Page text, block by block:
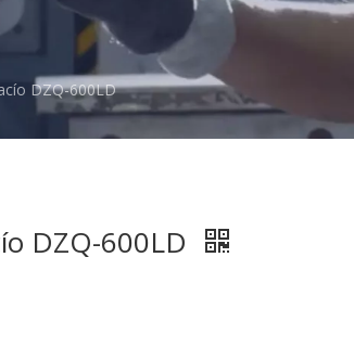
DZQ-600LD
DZQ-600LD